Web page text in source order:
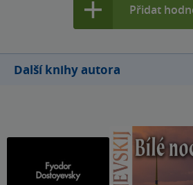
Přidat
Další knihy autora